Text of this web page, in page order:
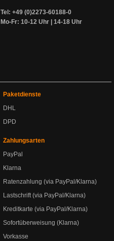
Tel: +49 (0)2273-60188-0
Mo-Fr: 10-12 Uhr | 14-18 Uhr
Paketdienste
DHL
DPD
Zahlungsarten
PayPal
Klarna
Ratenzahlung (via PayPal/Klarna)
Lastschrift (via PayPal/Klarna)
Kreditkarte (via PayPal/Klarna)
Sofortüberweisung (Klarna)
Vorkasse